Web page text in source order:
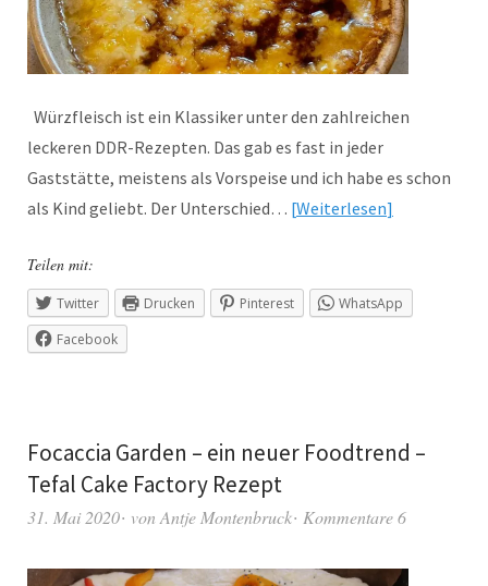
Würzfleisch ist ein Klassiker unter den zahlreichen
leckeren DDR-Rezepten. Das gab es fast in jeder
Gaststätte, meistens als Vorspeise und ich habe es schon
als Kind geliebt. Der Unterschied… Weiterlesen
Teilen mit:
Twitter Drucken Pinterest
WhatsApp
Facebook
Focaccia Garden – ein neuer Foodtrend –
Tefal Cake Factory Rezept
31. Mai 2020 vonAntje Montenbruck Kommentare 6